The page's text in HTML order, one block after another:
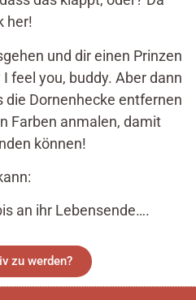
her!
und dir einen Prinzen
feel you, buddy. Aber dann
die Dornenhecke entfernen
Farben anmalen, damit
können!
an ihr Lebensende….
zu werden?